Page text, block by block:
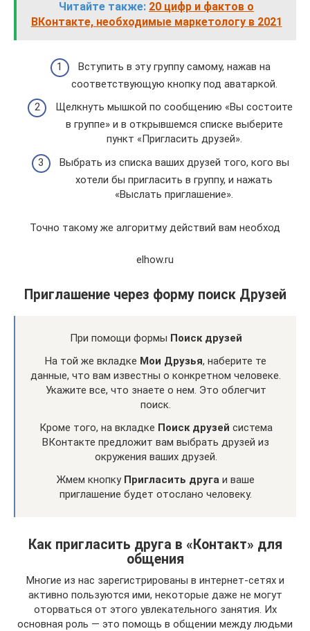
Читайте также: 20 цифр и фактов о
ВКонтакте, необходимые маркетологу в 2021
Вступить в эту группу самому, нажав на
соответствующую кнопку под аватаркой.
Щелкнуть мышкой по сообщению «Вы состоите
в группе» и в открывшемся списке выберите
пункт «Пригласить друзей».
Выбрать из списка ваших друзей того, кого вы
хотели бы пригласить в группу, и нажать
«Выслать приглашение».
Точно такому же алгоритму действий вам необход
elhow.ru
Приглашение через форму поиск Друзей
При помощи формы Поиск друзей
На той же вкладке Мои Друзья, наберите те
данные, что вам известны о конкретном человеке.
Укажите все, что знаете о нем. Это облегчит
поиск.
Кроме того, на вкладке Поиск друзей система
ВКонтакте предложит вам выбрать друзей из
окружения ваших друзей.
Жмем кнопку Пригласить друга и ваше
приглашение будет отослано человеку.
Как пригласить друга в «Контакт» для
общения
Многие из нас зарегистрированы в интернет-сетях и
активно пользуются ими, некоторые даже не могут
оторваться от этого увлекательного занятия. Их
основная роль — это помощь в общении между людьми